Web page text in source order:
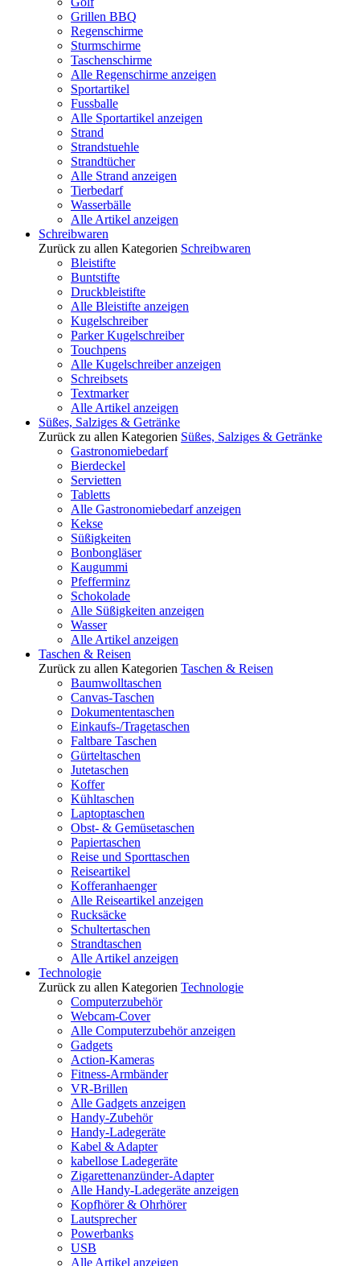
Grillen BBQ
Regenschirme
Sturmschirme
Taschenschirme
Alle Regenschirme anzeigen
Sportartikel
Fussballe
Alle Sportartikel anzeigen
Strand
Strandstuehle
Strandtücher
Alle Strand anzeigen
Tierbedarf
Wasserbälle
Alle Artikel anzeigen
Schreibwaren
Zurück zu allen Kategorien Schreibwaren
Bleistifte
Buntstifte
Druckbleistifte
Alle Bleistifte anzeigen
Kugelschreiber
Parker Kugelschreiber
Touchpens
Alle Kugelschreiber anzeigen
Schreibsets
Textmarker
Alle Artikel anzeigen
Süßes, Salziges & Getränke
Zurück zu allen Kategorien Süßes, Salziges & Getränke
Gastronomiebedarf
Bierdeckel
Servietten
Tabletts
Alle Gastronomiebedarf anzeigen
Kekse
Süßigkeiten
Bonbongläser
Kaugummi
Pfefferminz
Schokolade
Alle Süßigkeiten anzeigen
Wasser
Alle Artikel anzeigen
Taschen & Reisen
Zurück zu allen Kategorien Taschen & Reisen
Baumwolltaschen
Canvas-Taschen
Dokumententaschen
Einkaufs-/Tragetaschen
Faltbare Taschen
Gürteltaschen
Jutetaschen
Koffer
Kühltaschen
Laptoptaschen
Obst- & Gemüsetaschen
Papiertaschen
Reise und Sporttaschen
Reiseartikel
Kofferanhaenger
Alle Reiseartikel anzeigen
Rucksäcke
Schultertaschen
Strandtaschen
Alle Artikel anzeigen
Technologie
Zurück zu allen Kategorien Technologie
Computerzubehör
Webcam-Cover
Alle Computerzubehör anzeigen
Gadgets
Action-Kameras
Fitness-Armbänder
VR-Brillen
Alle Gadgets anzeigen
Handy-Zubehör
Handy-Ladegeräte
Kabel & Adapter
kabellose Ladegeräte
Zigarettenanzünder-Adapter
Alle Handy-Ladegeräte anzeigen
Kopfhörer & Ohrhörer
Lautsprecher
Powerbanks
USB
Alle Artikel anzeigen